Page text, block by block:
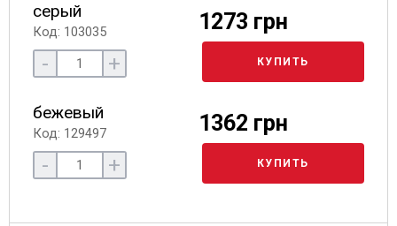
серый
Код: 103035 1273 грн
- + КУПИТЬ
бежевый
Код: 129497 1362 грн
- + КУПИТЬ